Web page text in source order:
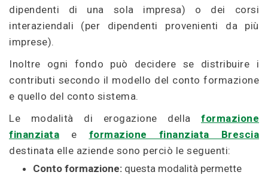
dipendenti di una sola impresa) o dei corsi
interaziendali (per dipendenti provenienti da più
imprese).
Inoltre ogni fondo può decidere se distribuire i
contributi secondo il modello del conto formazione
e quello del conto sistema.
Le modalità di erogazione della formazione
finanziata e formazione finanziata Brescia
destinata elle aziende sono perciò le seguenti:
Conto formazione: questa modalità permette